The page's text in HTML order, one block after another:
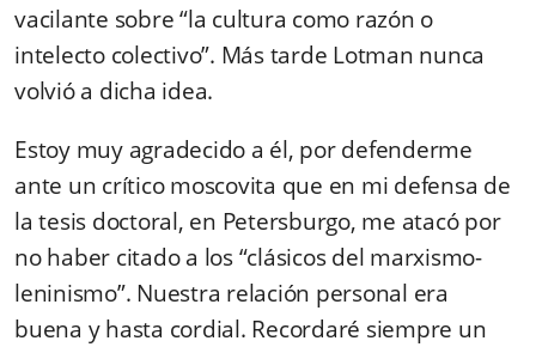
vacilante sobre “la cultura como razón o
intelecto colectivo”. Más tarde Lotman nunca
volvió a dicha idea.
Estoy muy agradecido a él, por defenderme
ante un crítico moscovita que en mi defensa de
la tesis doctoral, en Petersburgo, me atacó por
no haber citado a los “clásicos del marxismo-
leninismo”. Nuestra relación personal era
buena y hasta cordial. Recordaré siempre un